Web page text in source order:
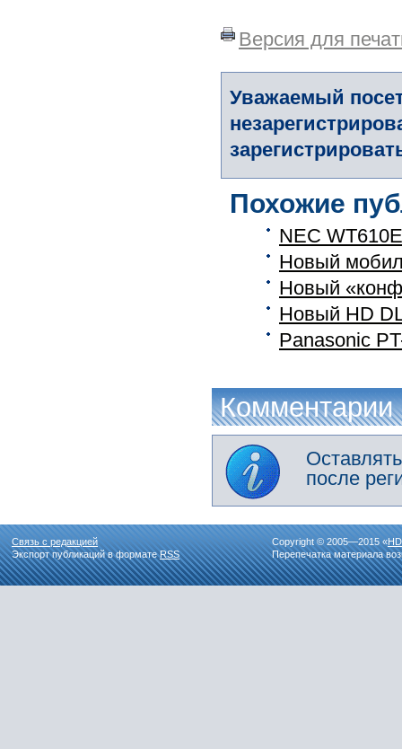
Версия для
Уважаемый
Похожие
NEC
Новый
Новый
Новый HD
Panasonic
Комментарии
после
Связь с редакцией
Экспорт публикаций в форматеRSS
Copyright © 2005—2015 «
Перепечатка материала